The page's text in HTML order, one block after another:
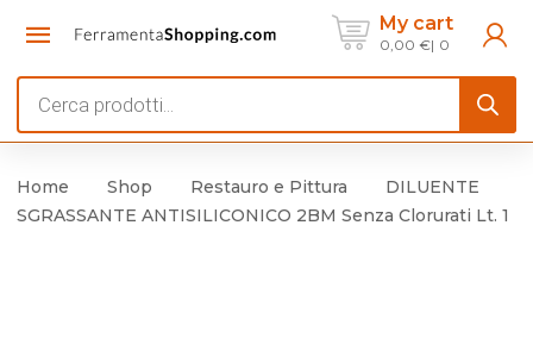
My cart
0,00 € 0
search
Home Shop Restauro e Pittura
DILUENTE
SGRASSANTE ANTISILICONICO 2BM Senza Clorurati Lt. 1